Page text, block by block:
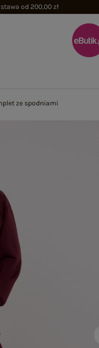
od 200,00 zł
ze spodniami